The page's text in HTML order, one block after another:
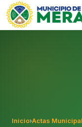
Gobierno
Inicio›Actas